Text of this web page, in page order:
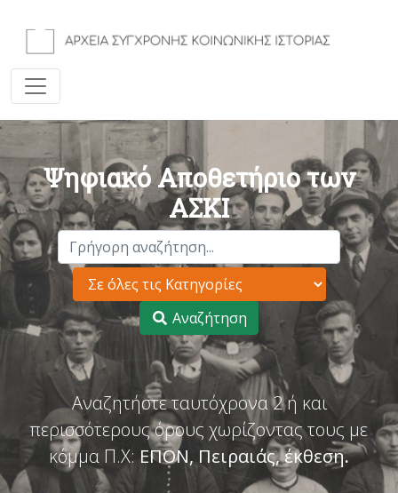
Ψηφιακό Αποθετήριο των
ΑΣΚΙ
Αναζήτηση
Αναζητήστε ταυτόχρονα 2 ή και
περισσότερους όρους χωρίζοντας τους με
κόμμα Π.Χ: ΕΠΟΝ, Πειραιάς, έκθεση.